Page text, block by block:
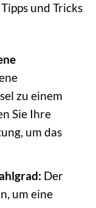
und Tricks
zu einem
Sie Ihre
um das
Der
um eine